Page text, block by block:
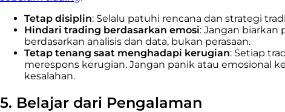
Tetap disiplin: Selalu patuhi rencana dan strategi
Hindari trading berdasarkan emosi: Jangan
berdasarkan analisis dan data, bukan perasaan.
Tetap tenang saat menghadapi kerugian: Setiap
merespons kerugian. Jangan panik atau emosional
kesalahan.
5. Belajar dari Pengalaman